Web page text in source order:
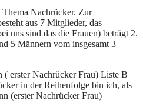
Nachrücker. Zur
aus 7 Mitglieder, das
uns sind das die Frauen) beträgt 2.
5 Männern vom insgesamt 3
erster Nachrücker Frau) Liste B
in der Reihenfolge bin ich, als
(erster Nachrücker Frau)